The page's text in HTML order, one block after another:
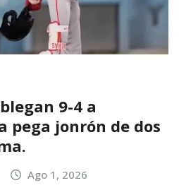
9-4 a
pega jonrón de dos
Ago 1, 2026